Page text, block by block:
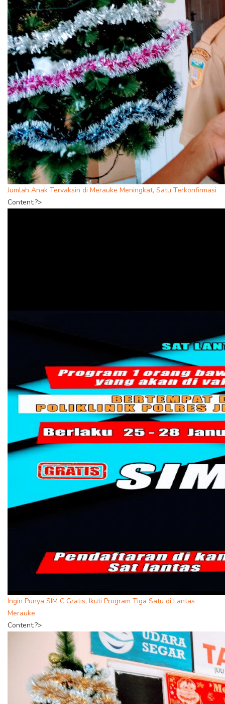
Jumlah Anak Tervaksin di Merauke Meningkat, Satu Terkonfirmasi
Content;?>
Ingin Punya SIM C Gratis, Ikuti Program Tiga Satu di Lantas
Merauke
Content;?>